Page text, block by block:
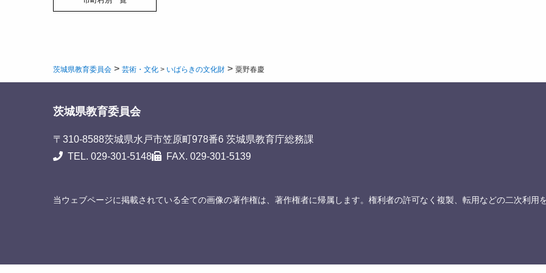
茨城県教育委員会 > 芸術・文化 > いばらきの文化財 > 粟野春慶
茨城県教育委員会
〒310-8588茨城県水戸市笠原町978番6 茨城県教育庁総務課
TEL. 029-301-5148
FAX. 029-301-5139
当ウェブページに掲載されている全ての画像の著作権は、著作権者に帰属します。権利者の許可なく複製、転用などの二次利用